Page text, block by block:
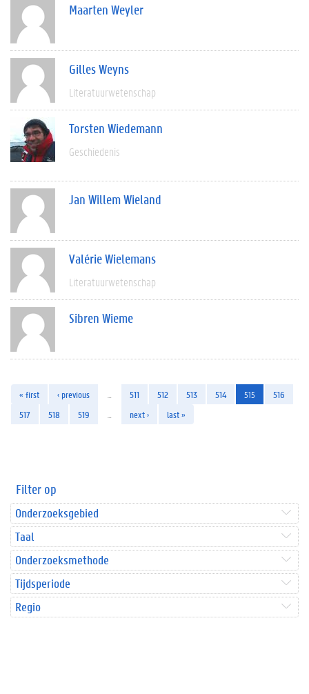
Maarten Weyler
Gilles Weyns
Literatuurwetenschap
Torsten Wiedemann
Geschiedenis
Jan Willem Wieland
Valérie Wielemans
Literatuurwetenschap
Sibren Wieme
« first ‹ previous 511 512 513 514 515
516
517
518 519 next › last »
Filter op
Onderzoeksgebied
Taal
Onderzoeksmethode
Tijdsperiode
Regio